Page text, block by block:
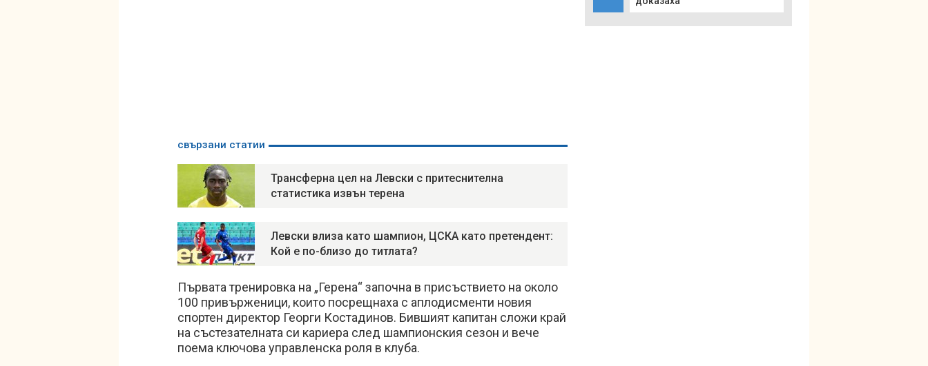
свързани статии
Трансферна цел на Левски с притеснителна
статистика извън терена
Левски влиза като шампион, ЦСКА като претендент:
Кой е по-близо до титлата?
Първата тренировка на „Герена“ започна в присъствието на около
100 привърженици, които посрещнаха с аплодисменти новия
спортен директор Георги Костадинов. Бившият капитан сложи край
на състезателната си кариера след шампионския сезон и вече
поема ключова управленска роля в клуба.